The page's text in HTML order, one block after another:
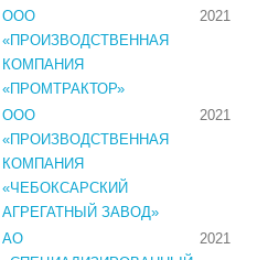
ООО
«ПРОИЗВОДСТВЕННАЯ
КОМПАНИЯ
«ПРОМТРАКТОР»
2021
ООО
«ПРОИЗВОДСТВЕННАЯ
КОМПАНИЯ
«ЧЕБОКСАРСКИЙ
АГРЕГАТНЫЙ ЗАВОД»
2021
АО
2021